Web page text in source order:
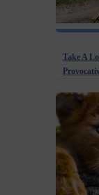
Take A